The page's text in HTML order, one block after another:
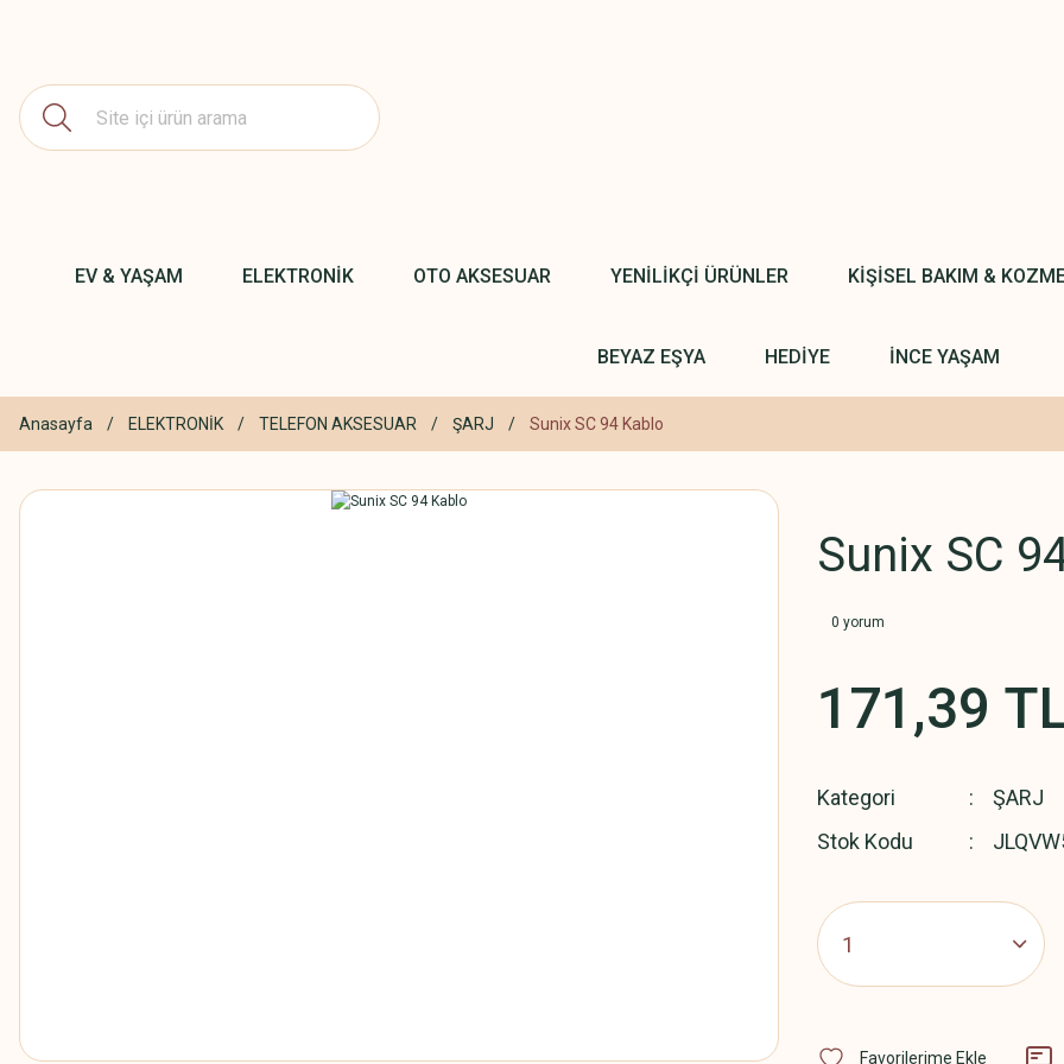
EV & YAŞAM ELEKTRONİK OTO AKSESUAR YENİLİKÇİ ÜRÜNLER KİŞİSEL BAKIM &
BEYAZ EŞYA HEDİYE İNCE YAŞAM
Anasayfa ELEKTRONİK TELEFON AKSESUAR ŞARJ Sunix SC 94 Kablo
Sunix SC
0 yorum
171,39
Kategori
ŞARJ
Stok Kodu